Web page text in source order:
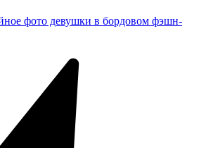
фото девушки в бордовом фэшн-